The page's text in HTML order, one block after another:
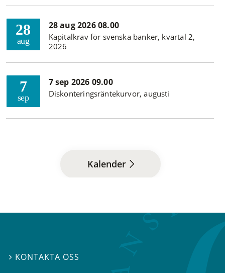
28
aug
28 aug 2026 08.00
Kapitalkrav för svenska banker, kvartal 2,
2026
7
sep
7 sep 2026 09.00
Diskonteringsräntekurvor, augusti
Kalender
 KONTAKTA OSS